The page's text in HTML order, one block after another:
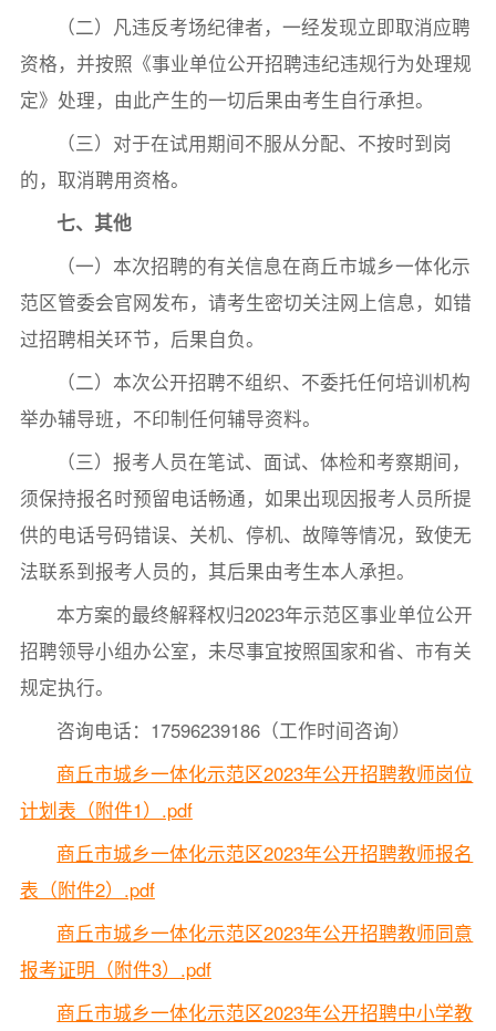
（二）凡违反考场纪律者，一经发现立即取消应聘
资格，并按照《事业单位公开招聘违纪违规行为处理规
定》处理，由此产生的一切后果由考生自行承担。
（三）对于在试用期间不服从分配、不按时到岗
的，取消聘用资格。
七、其他
（一）本次招聘的有关信息在商丘市城乡一体化示
范区管委会官网发布，请考生密切关注网上信息，如错
过招聘相关环节，后果自负。
（二）本次公开招聘不组织、不委托任何培训机构
举办辅导班，不印制任何辅导资料。
（三）报考人员在笔试、面试、体检和考察期间，
须保持报名时预留电话畅通，如果出现因报考人员所提
供的电话号码错误、关机、停机、故障等情况，致使无
法联系到报考人员的，其后果由考生本人承担。
本方案的最终解释权归2023年示范区事业单位公开
招聘领导小组办公室，未尽事宜按照国家和省、市有关
规定执行。
咨询电话：17596239186（工作时间咨询）
商丘市城乡一体化示范区2023年公开招聘教师岗位
计划表（附件1）.pdf
商丘市城乡一体化示范区2023年公开招聘教师报名
表（附件2）.pdf
商丘市城乡一体化示范区2023年公开招聘教师同意
报考证明（附件3）.pdf
商丘市城乡一体化示范区2023年公开招聘中小学教